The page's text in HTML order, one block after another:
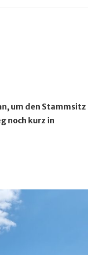
um den Stammsitz
noch kurz in